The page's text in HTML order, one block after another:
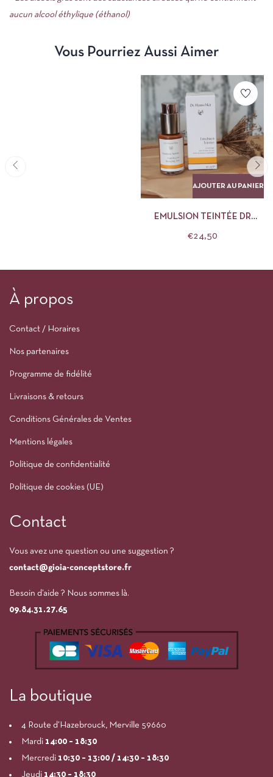
aucun alcool éthylique (éthanol)
Vous Pourriez Aussi Aimer
AJOUTER AU PANIER
EMULSION TEINTÉE DR
€24,50
À propos
Contact / Horaires
Nos partenaires
Programme de fidélité
Livraisons & retours
Conditions Générales de Ventes
Mentions légales
Politique de confidentialité
Politique de cookies (UE)
Contact
Vous avez une question ou une suggestion ?
contact@gioia-conceptstore.fr
Besoin d’aide ? Nous sommes là.
09.84.31.27.65
La boutique
4 Route d’Hazebrouck, Merville 59660
Mardi 14:00 – 18:30
Mercredi 10:30 – 13:00 / 14:30 – 18:30
Jeudi 14:30 – 18:30